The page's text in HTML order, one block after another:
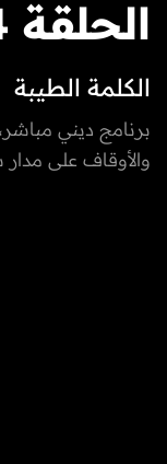
الكلمة الطيبة
الحلقة 84
والأوقاف على